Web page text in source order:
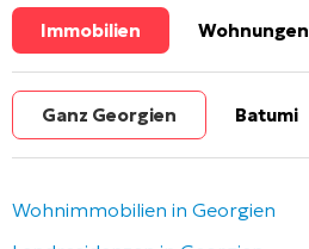
Immobilien Wohnungen
Ganz Georgien Batumi
Wohnimmobilien in Georgien